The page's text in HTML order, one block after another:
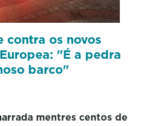
contra os novos
"É a pedra
barco"
mentres centos de